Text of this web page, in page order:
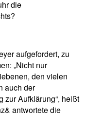
die
aufgefordert, zu
„Nicht nur
den vielen
auch der
zur Aufklärung“, heißt
antwortete die